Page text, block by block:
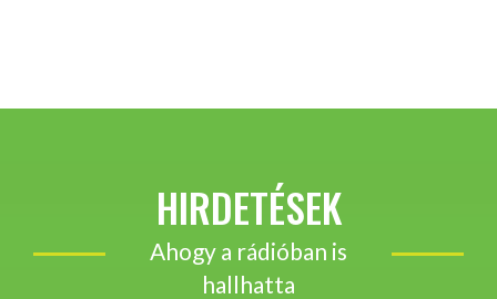
HIRDETÉSEK
Ahogy a rádióban is
hallhatta